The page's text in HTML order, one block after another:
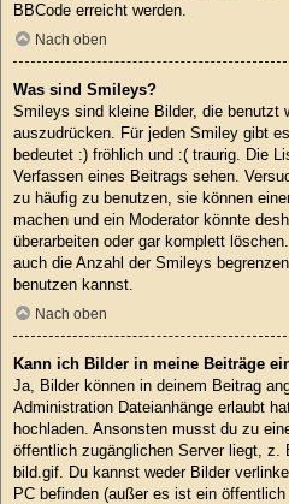
BBCode erreicht werden.
Nach oben
Was sind Smileys?
Smileys sind kleine Bilder, die benutzt
auszudrücken. Für jeden Smiley gibt
bedeutet :) fröhlich und :( traurig. Die
Verfassen eines Beitrags sehen.
zu häufig zu benutzen, sie können
machen und ein Moderator könnte
überarbeiten oder gar komplett
auch die Anzahl der Smileys
benutzen kannst.
Nach oben
Kann ich Bilder in meine Beiträge
Ja, Bilder können in deinem Beitrag
Administration Dateianhänge erlaubt
hochladen. Ansonsten musst du zu
öffentlich zugänglichen Server liegt, z.
bild.gif. Du kannst weder Bilder
PC befinden (außer es ist ein